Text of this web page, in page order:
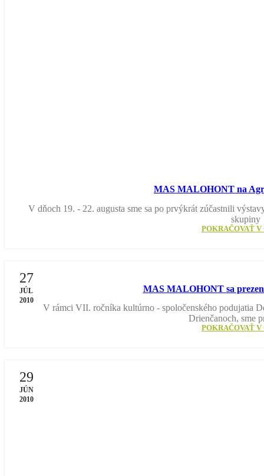
MAS MALOHONT na
V dňoch 19. - 22. augusta sme sa po prvýkrát zúčastnili
skupiny
POKRAČOVAŤ
27
JÚL
2010
MAS MALOHONT sa
V rámci VII. ročníka kultúrno - spoločenského podujatia
Drienčanoch, sme
POKRAČOVAŤ
29
JÚN
2010